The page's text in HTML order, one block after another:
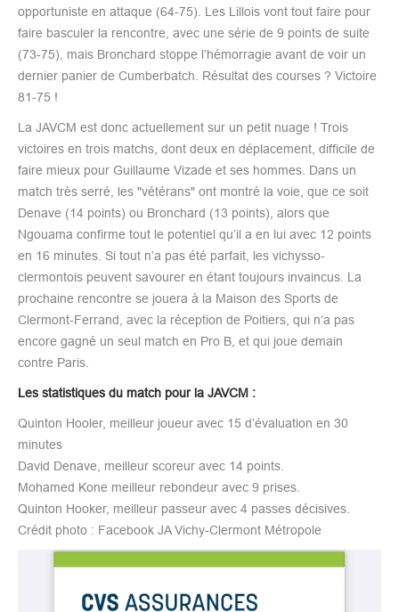
opportuniste en attaque (64-75). Les Lillois vont tout faire pour
faire basculer la rencontre, avec une série de 9 points de suite
(73-75), mais Bronchard stoppe l’hémorragie avant de voir un
dernier panier de Cumberbatch. Résultat des courses ? Victoire
81-75 !
La JAVCM est donc actuellement sur un petit nuage ! Trois
victoires en trois matchs, dont deux en déplacement, difficile de
faire mieux pour Guillaume Vizade et ses hommes. Dans un
match très serré, les "vétérans" ont montré la voie, que ce soit
Denave (14 points) ou Bronchard (13 points), alors que
Ngouama confirme tout le potentiel qu’il a en lui avec 12 points
en 16 minutes. Si tout n’a pas été parfait, les vichysso-
clermontois peuvent savourer en étant toujours invaincus. La
prochaine rencontre se jouera à la Maison des Sports de
Clermont-Ferrand, avec la réception de Poitiers, qui n’a pas
encore gagné un seul match en Pro B, et qui joue demain
contre Paris.
Les statistiques du match pour la JAVCM :
Quinton Hooler, meilleur joueur avec 15 d’évaluation en 30
minutes
David Denave, meilleur scoreur avec 14 points.
Mohamed Kone meilleur rebondeur avec 9 prises.
Quinton Hooker, meilleur passeur avec 4 passes décisives.
Crédit photo : Facebook JA Vichy-Clermont Métropole